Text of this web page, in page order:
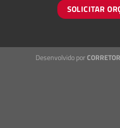
SOLICITAR
Desenvolvido por